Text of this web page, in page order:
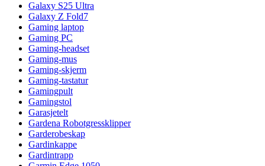
Galaxy S25 Ultra
Galaxy Z Fold7
Gaming laptop
Gaming PC
Gaming-headset
Gaming-mus
Gaming-skjerm
Gaming-tastatur
Gamingpult
Gamingstol
Garasjetelt
Gardena Robotgressklipper
Garderobeskap
Gardinkappe
Gardintrapp